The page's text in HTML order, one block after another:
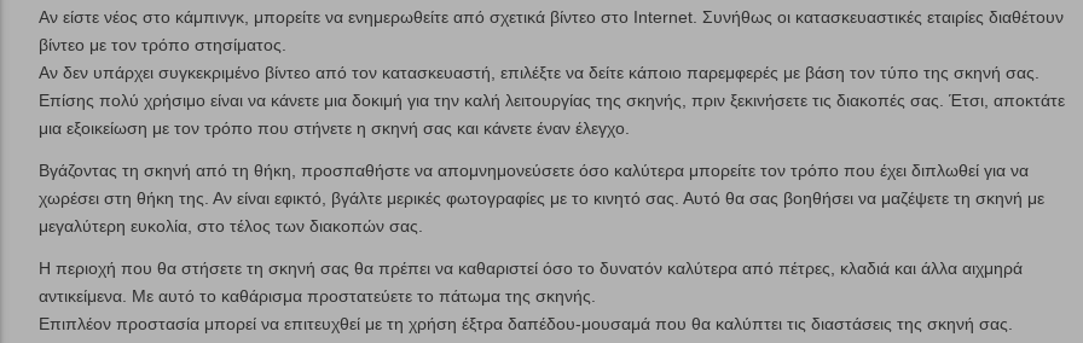
Αν είστε νέος στο κάμπινγκ, μπορείτε να ενημερωθείτε από σχετικά βίντεο στο Internet. Συνήθως οι κατασκευαστικές εταιρίες διαθέτουν
βίντεο με τον τρόπο στησίματος.
Αν δεν υπάρχει συγκεκριμένο βίντεο από τον κατασκευαστή, επιλέξτε να δείτε κάποιο παρεμφερές με βάση τον τύπο της σκηνή σας.
Επίσης πολύ χρήσιμο είναι να κάνετε μια δοκιμή για την καλή λειτουργίας της σκηνής, πριν ξεκινήσετε τις διακοπές σας. Έτσι, αποκτάτε
μια εξοικείωση με τον τρόπο που στήνετε η σκηνή σας και κάνετε έναν έλεγχο.
Βγάζοντας τη σκηνή από τη θήκη, προσπαθήστε να απομνημονεύσετε όσο καλύτερα μπορείτε τον τρόπο που έχει διπλωθεί για να
χωρέσει στη θήκη της. Αν είναι εφικτό, βγάλτε μερικές φωτογραφίες με το κινητό σας. Αυτό θα σας βοηθήσει να μαζέψετε τη σκηνή με
μεγαλύτερη ευκολία, στο τέλος των διακοπών σας.
Η περιοχή που θα στήσετε τη σκηνή σας θα πρέπει να καθαριστεί όσο το δυνατόν καλύτερα από πέτρες, κλαδιά και άλλα αιχμηρά
αντικείμενα. Με αυτό το καθάρισμα προστατεύετε το πάτωμα της σκηνής.
Επιπλέον προστασία μπορεί να επιτευχθεί με τη χρήση έξτρα δαπέδου-μουσαμά που θα καλύπτει τις διαστάσεις της σκηνή σας.